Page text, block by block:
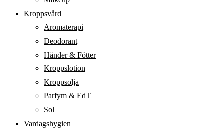
Kroppsvård
Aromaterapi
Deodorant
Händer & Fötter
Kroppslotion
Kroppsolja
Parfym & EdT
Sol
Vardagshygien